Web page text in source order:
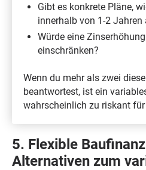
Gibt es konkrete Pläne,
innerhalb von 1-2 Jahren
Würde eine
einschränken?
Wenn du mehr als zwei
beantwortest, ist ein
wahrscheinlich zu riskant
5. Flexible
Alternativen zum